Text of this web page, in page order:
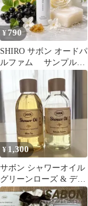
¥790
SHIRO サボン オードパ
ルファム サンプルサ
イズ
¥ 1,300
サボン シャワーオイル
グリーンローズ & デリ
ケートジャスミン